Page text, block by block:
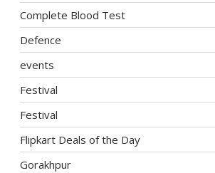
Complete Blood Test
Defence
events
Festival
Festival
Flipkart Deals of the Day
Gorakhpur